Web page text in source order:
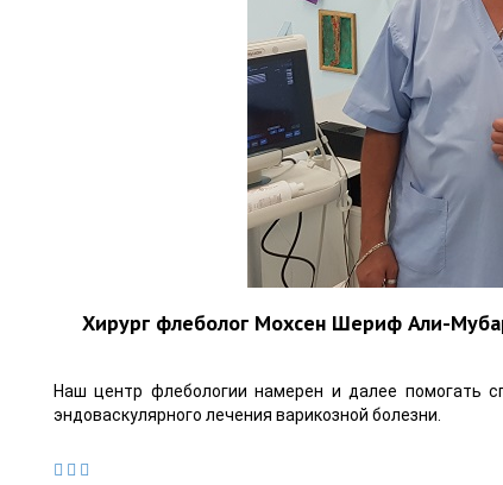
Хирург флеболог Мохсен Шериф Али-
Наш центр флебологии намерен и далее помогать
эндоваскулярного лечения варикозной болезни.